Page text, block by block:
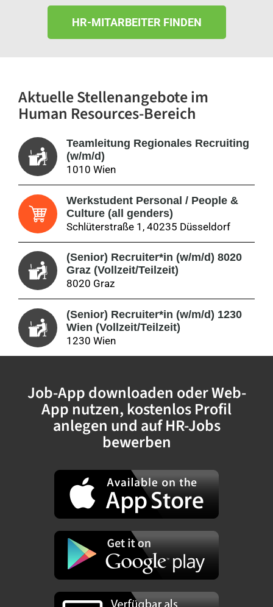
HR-MITARBEITER FINDEN
Aktuelle Stellenangeboteim
Human Resources-Bereich
Teamleitung Regionales Recruiting
(w/m/d)
1010 Wien
Werkstudent Personal / People &
Culture (all genders)
Schlüterstraße 1, 40235 Düsseldorf
(Senior) Recruiter*in (w/m/d) 8020
Graz (Vollzeit/Teilzeit)
8020 Graz
(Senior) Recruiter*in (w/m/d) 1230
Wien (Vollzeit/Teilzeit)
1230 Wien
Job-App downloaden oder Web-
App nutzen, kostenlos Profil
anlegen und auf HR-Jobs
bewerben